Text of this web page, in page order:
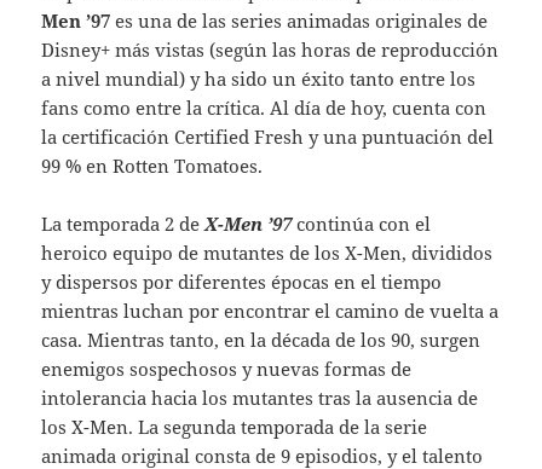
Men ’97es una de las series animadas originales de
Disney+ más vistas (según las horas de reproducción
a nivel mundial) y ha sido un éxito tanto entre los
fans como entre la crítica. Al día de hoy, cuenta con
la certificación Certified Fresh y una puntuación del
99 % en Rotten Tomatoes.
La temporada 2 deX-Men ’97continúa con el
heroico equipo de mutantes de los X-Men, divididos
y dispersos por diferentes épocas en el tiempo
mientras luchan por encontrar el camino de vuelta a
casa. Mientras tanto, en la década de los 90, surgen
enemigos sospechosos y nuevas formas de
intolerancia hacia los mutantes tras la ausencia de
los X-Men. La segunda temporada de la serie
animada original consta de 9 episodios, y el talento